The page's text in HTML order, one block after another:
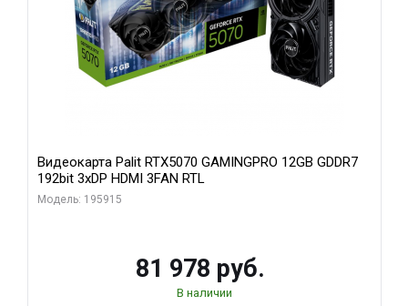
Видеокарта Palit RTX5070 GAMINGPRO 12GB GDDR7
192bit 3xDP HDMI 3FAN RTL
Модель: 195915
81 978 руб.
В наличии